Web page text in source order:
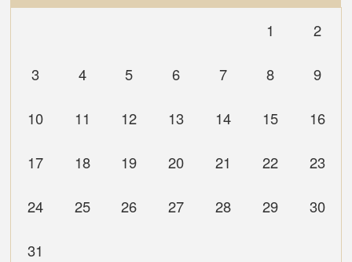
1 2
3 4 5 6 7 8 9
10 11 12 13 14 15 16
17 18 19 20 21 22 23
24 25 26 27 28 29 30
31